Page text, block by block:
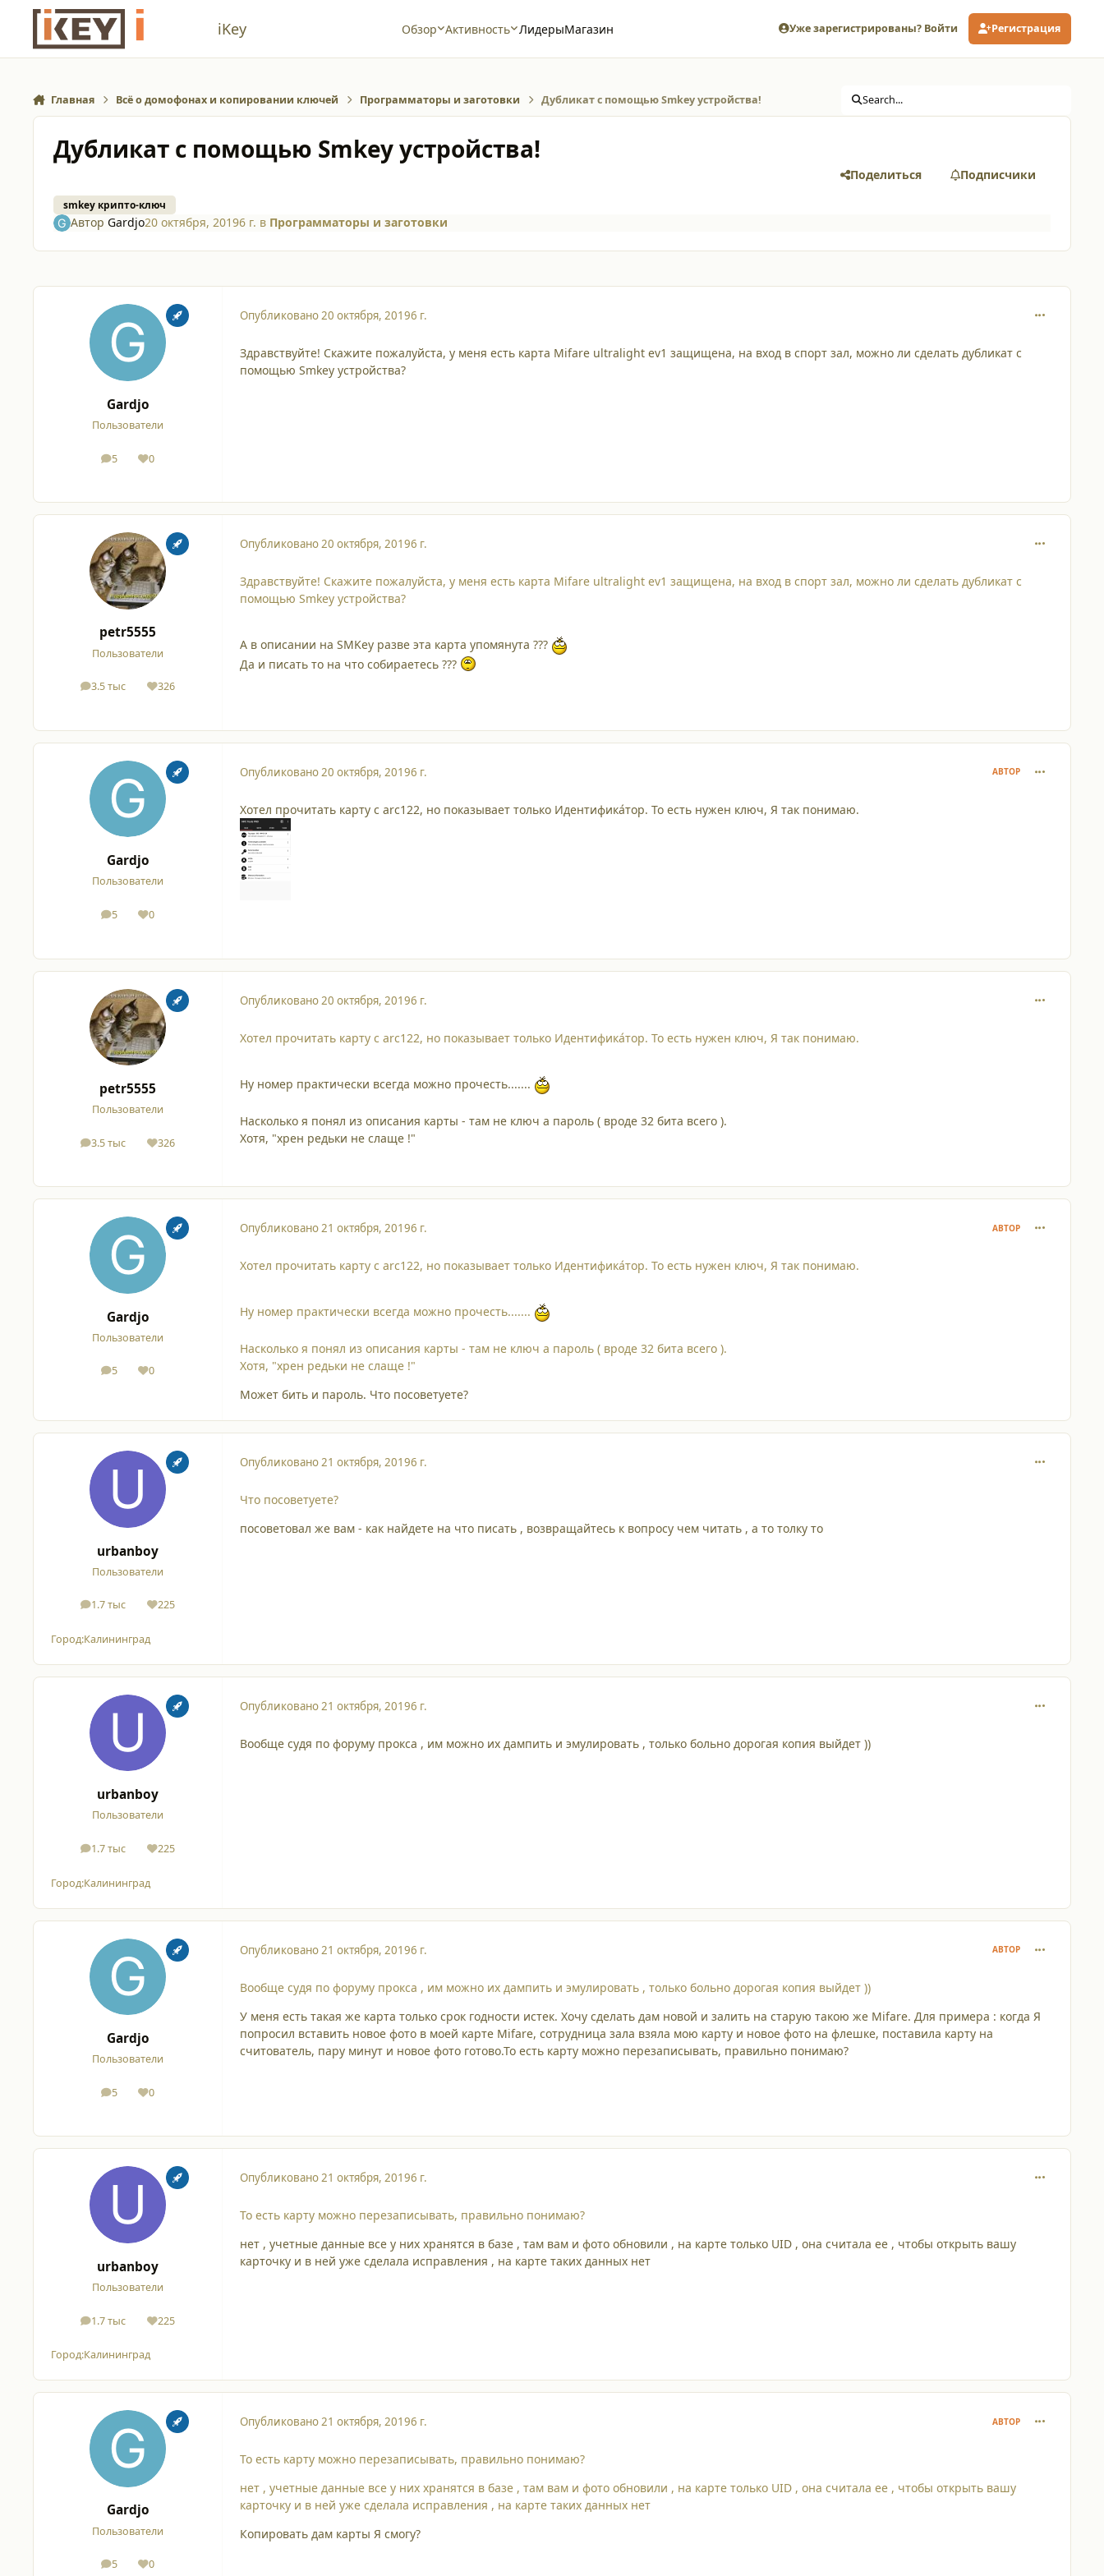
Перейти к содержанию
iKey Обзор Активность ЛидерыМагазин Уже зарегистрированы? Войти Регистрация
Главная Всё о домофонах и копировании ключей Программаторы и заготовки Дубликат с помощью Smkey устройства! Search...
Дубликат с помощью Smkey устройства!
smkey крипто-ключ
Поделиться Подписчики
Автор Gardjo20 октября, 20196 г. в Программаторы и заготовки
Gardjo
Пользователи
5
сообщения
0
Репутация
Опубликовано20 октября, 20196 г.
Здравствуйте! Скажите пожалуйста, у меня есть карта Mifare ultralight ev1 защищена, на вход в спорт зал, можно ли сделать дубликат с
помощью Smkey устройства?
petr5555
Пользователи
3.5 тыс
сообщения326
Репутация
Опубликовано20 октября, 20196 г.
Здравствуйте! Скажите пожалуйста, у меня есть карта Mifare ultralight ev1 защищена, на вход в спорт зал, можно ли сделать дубликат с
помощью Smkey устройства?
А в описании на SMKey разве эта карта упомянута ???
Да и писать то на что собираетесь ???
Gardjo
Пользователи
5
сообщения
0
Репутация
Опубликовано20 октября, 20196 г. АВТОР
Хотел прочитать карту с arc122, но показывает только Идентифика́тор. То есть нужен ключ, Я так понимаю.
petr5555
Пользователи
3.5 тыс
сообщения326
Репутация
Опубликовано 20 октября, 20196 г.
Хотел прочитать карту с arc122, но показывает только Идентифика́тор. То есть нужен ключ, Я так понимаю.
Ну номер практически всегда можно прочесть.......
Насколько я понял из описания карты - там не ключ а пароль ( вроде 32 бита всего ).
Хотя, "хрен редьки не слаще !"
Gardjo
Пользователи
5
сообщения
0
Репутация
Опубликовано21 октября, 20196 г. АВТОР
Хотел прочитать карту с arc122, но показывает только Идентифика́тор. То есть нужен ключ, Я так понимаю.
Ну номер практически всегда можно прочесть.......
Насколько я понял из описания карты - там не ключ а пароль ( вроде 32 бита всего ).
Хотя, "хрен редьки не слаще !"
Может бить и пароль. Что посоветуете?
urbanboy
Пользователи
1.7 тыс
сообщения225
Репутация
Город:Калининград
Опубликовано21 октября, 20196 г.
Что посоветуете?
посоветовал же вам - как найдете на что писать , возвращайтесь к вопросу чем читать , а то толку то
urbanboy
Пользователи
1.7 тыс
сообщения225
Репутация
Город:Калининград
Опубликовано21 октября, 20196 г.
Вообще судя по форуму прокса , им можно их дампить и эмулировать , только больно дорогая копия выйдет ))
Gardjo
Пользователи
5
сообщения
0
Репутация
Опубликовано21 октября, 20196 г. АВТОР
Вообще судя по форуму прокса , им можно их дампить и эмулировать , только больно дорогая копия выйдет ))
У меня есть такая же карта только срок годности истек. Хочу сделать дам новой и залить на старую такою же Mifare. Для примера : когда Я
попросил вставить новое фото в моей карте Mifare, сотрудница зала взяла мою карту и новое фото на флешке, поставила карту на
считователь, пару минут и новое фото готово.То есть карту можно перезаписывать, правильно понимаю?
urbanboy
Пользователи
1.7 тыс
сообщения225
Репутация
Город:Калининград
Опубликовано21 октября, 20196 г.
То есть карту можно перезаписывать, правильно понимаю?
нет , учетные данные все у них хранятся в базе , там вам и фото обновили , на карте только UID , она считала ее , чтобы открыть вашу
карточку и в ней уже сделала исправления , на карте таких данных нет
Gardjo
Пользователи
5
сообщения
0
Репутация
Опубликовано21 октября, 20196 г. АВТОР
То есть карту можно перезаписывать, правильно понимаю?
нет , учетные данные все у них хранятся в базе , там вам и фото обновили , на карте только UID , она считала ее , чтобы открыть вашу
карточку и в ней уже сделала исправления , на карте таких данных нет
Копировать дам карты Я смогу?